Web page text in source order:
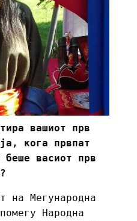
вашиот прв
кога првпат
васиот прв
на Мегународна
Народна